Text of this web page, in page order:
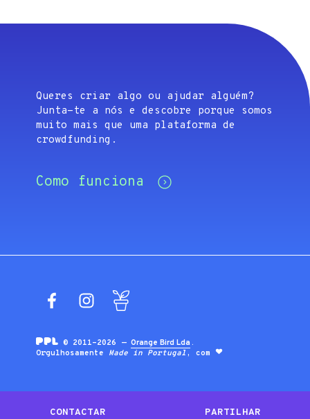
CONTACTAR PARTILHAR
Queres criar algo ou ajudar alguém?
Junta-te a nós e descobre porque somos
muito mais que uma plataforma de
crowdfunding.
Como funciona
FacebookInstagram
© 2011-2026 —Orange Bird Lda .
Orgulhosamente Made in Portugal , com